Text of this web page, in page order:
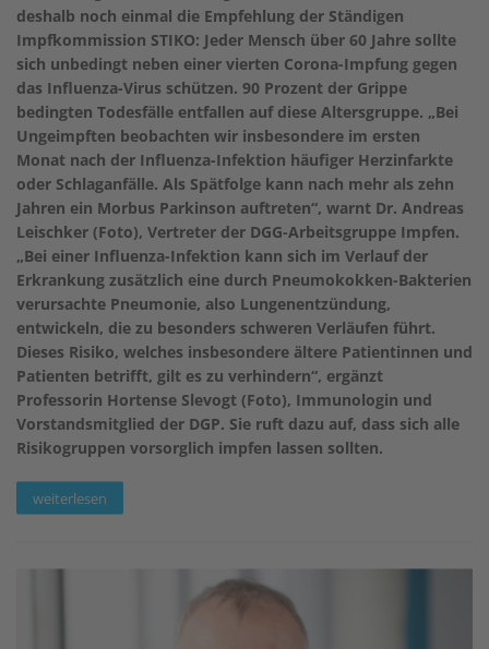
deshalb noch einmal die Empfehlung der Ständigen
Impfkommission STIKO: Jeder Mensch über 60 Jahre sollte
sich unbedingt neben einer vierten Corona-Impfung gegen
das Influenza-Virus schützen. 90 Prozent der Grippe
bedingten Todesfälle entfallen auf diese Altersgruppe. „Bei
Ungeimpften beobachten wir insbesondere im ersten
Monat nach der Influenza-Infektion häufiger Herzinfarkte
oder Schlaganfälle. Als Spätfolge kann nach mehr als zehn
Jahren ein Morbus Parkinson auftreten“, warnt Dr. Andreas
Leischker (Foto), Vertreter der DGG-Arbeitsgruppe Impfen.
„Bei einer Influenza-Infektion kann sich im Verlauf der
Erkrankung zusätzlich eine durch Pneumokokken-Bakterien
verursachte Pneumonie, also Lungenentzündung,
entwickeln, die zu besonders schweren Verläufen führt.
Dieses Risiko, welches insbesondere ältere Patientinnen und
Patienten betrifft, gilt es zu verhindern“, ergänzt
Professorin Hortense Slevogt (Foto), Immunologin und
Vorstandsmitglied der DGP. Sie ruft dazu auf, dass sich alle
Risikogruppen vorsorglich impfen lassen sollten.
weiterlesen